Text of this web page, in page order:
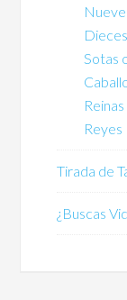
Dieces
Sotas
Reinas
Reyes
Tirada de
¿Buscas